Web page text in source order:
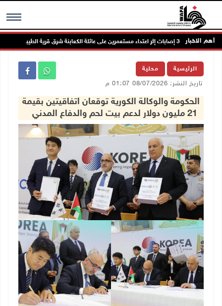
MENU أهم الاخبار
‏3 إصابات إثر اعتداء مستعمرين على عائلة الكعابنة شرق قرية الطيبة
الرئيسية محلية
تاريخ النشر: 08/07/2026 01:07 م
الحكومة والوكالة الكورية توقعان اتفاقيتين بقيمة
21 مليون دولار لدعم بيت لحم والدفاع المدني